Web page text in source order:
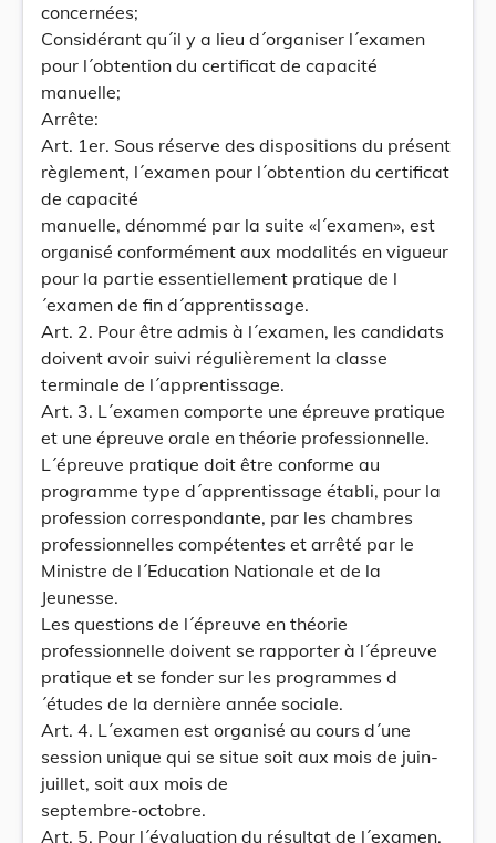
concernées;
Considérant qu´il y a lieu d´organiser l´examen
pour l´obtention du certificat de capacité
manuelle;
Arrête:
Art. 1er. Sous réserve des dispositions du présent
règlement, l´examen pour l´obtention du certificat
de capacité
manuelle, dénommé par la suite «l´examen», est
organisé conformément aux modalités en vigueur
pour la partie essentiellement pratique de l
´examen de fin d´apprentissage.
Art. 2. Pour être admis à l´examen, les candidats
doivent avoir suivi régulièrement la classe
terminale de l´apprentissage.
Art. 3. L´examen comporte une épreuve pratique
et une épreuve orale en théorie professionnelle.
L´épreuve pratique doit être conforme au
programme type d´apprentissage établi, pour la
profession correspondante, par les chambres
professionnelles compétentes et arrêté par le
Ministre de l´Education Nationale et de la
Jeunesse.
Les questions de l´épreuve en théorie
professionnelle doivent se rapporter à l´épreuve
pratique et se fonder sur les programmes d
´études de la dernière année sociale.
Art. 4. L´examen est organisé au cours d´une
session unique qui se situe soit aux mois de juin-
juillet, soit aux mois de
septembre-octobre.
Art. 5. Pour l´évaluation du résultat de l´examen,